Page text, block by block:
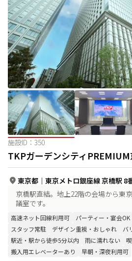
施設ID： 350
TKPガーデンシティ
東京都 ｜ 東京メトロ銀座線 京橋駅 8
京橋駅直結。地上22階の会場から東
議室です。
高速ネット回線利用可 パーティー・宴会OK
スタッフ常駐
デザイン重視・おしゃれ
バ
駅近・駅から徒歩5分以内
雨に濡れない
搬入用エレベーターあり
早朝・深夜利用可